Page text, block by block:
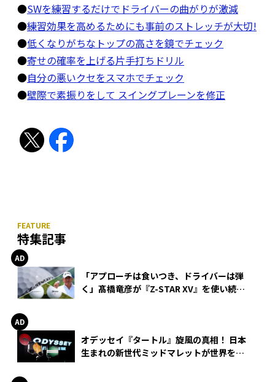
●SWを練習するだけでドライバーの曲がりが激減
●練習効果を高めるためにも事前のストレッチが大切!
●低くなりがちなトップの高さを鏡でチェック
●寄せの確率を上げる片手打ちドリル
●自分の悪いクセをスマホでチェック
●壁際で素振りをして スイングプレーンを修正
特集記事
「アプローチは食いつき、ドライバーは弾
く」髙橋竜彦が『Z-STAR XV』を使い続け
オデッセイ『タートル』旋風の真相！ 日本
生まれの新世代ミッドマレットが世界を席